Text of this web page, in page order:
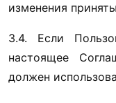
изменения
3.4. Если
настоящее
должен